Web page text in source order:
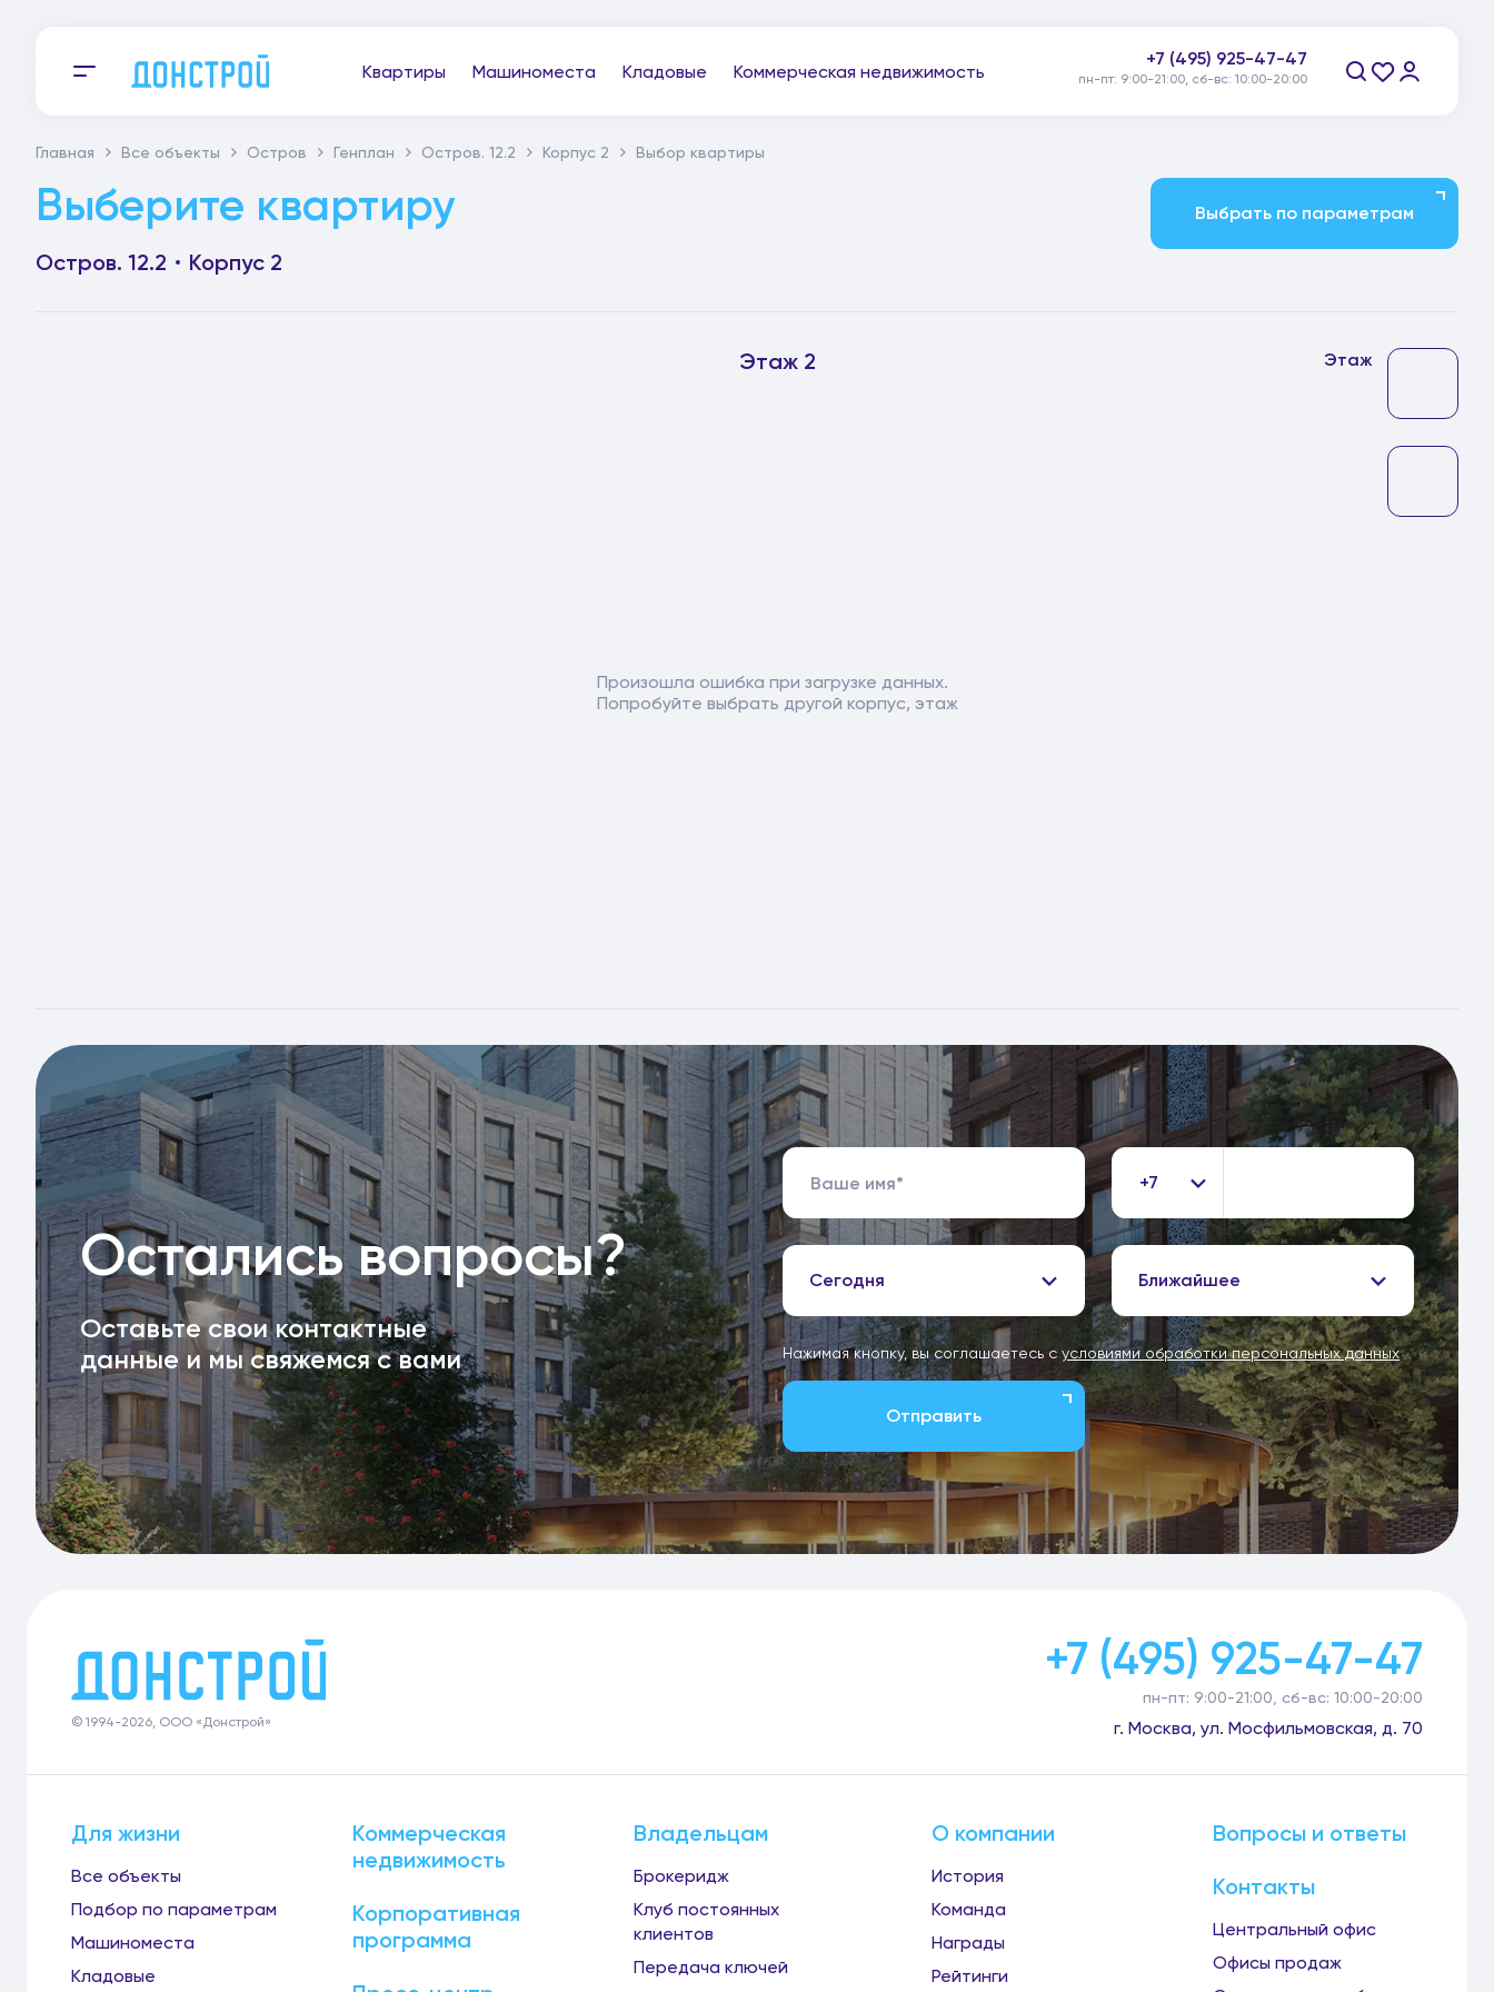
Квартиры Машиноместа Кладовые Коммерческая недвижимость
+7 (495) 925-47-47
пн-пт: 9:00-21:00, сб-вс: 10:00-20:00
Главная Все объекты Остров Генплан Остров. 12.2 Корпус 2 Выбор квартиры
Выберите квартиру Выбрать по параметрам
Остров. 12.2 Корпус 2
Этаж 2
Произошла ошибка при загрузке данных.
Попробуйте выбрать другой корпус, этаж
Этаж
Остались вопросы?
Оставьте свои контактные
данные и мы свяжемся с вами
+7
Сегодня Ближайшее
Нажимая кнопку, вы соглашаетесь с условиями обработки персональных данных
Отправить
© 1994-2026, ООО «Донстрой»
+7 (495) 925-47-47
пн-пт: 9:00-21:00, сб-вс: 10:00-20:00
г. Москва, ул. Мосфильмовская, д. 70
Для жизни
Все объекты
Подбор по параметрам
Машиноместа
Кладовые
Коммерческая
недвижимость
Корпоративная
программа
Владельцам
Брокеридж
Клуб постоянных
клиентов
Передача ключей
О компании
История
Команда
Награды
Рейтинги
Вопросы и ответы
Контакты
Центральный офис
Офисы продаж